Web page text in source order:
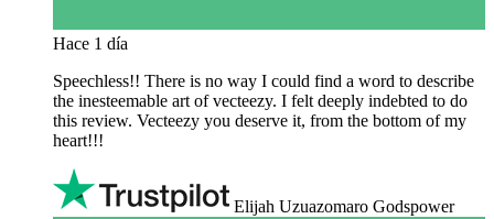
Hace 1 día
Speechless!! There is no way I could find a word to describe
the inesteemable art of vecteezy. I felt deeply indebted to do
this review. Vecteezy you deserve it, from the bottom of my
heart!!!
Elijah Uzuazomaro Godspower